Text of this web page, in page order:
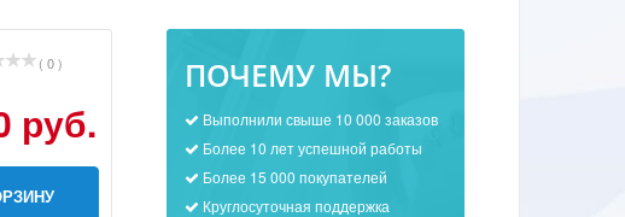
( 0 )
руб.
ПОЧЕМУ МЫ?
Выполнили свыше 10 000 заказов
Более 10 лет успешной работы
Более 15 000 покупателей
Круглосуточная поддержка